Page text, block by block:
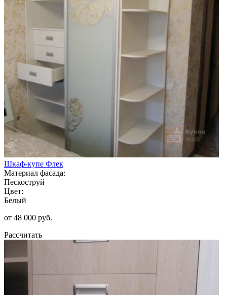
Шкаф-купе Флек
Материал фасада:
Пескоструй
Цвет:
Белый
от 48 000 руб.
Рассчитать